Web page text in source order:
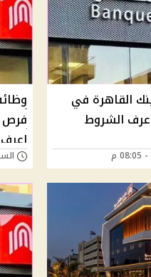
القاهرة في
الشروط
فرص
السبت 12/